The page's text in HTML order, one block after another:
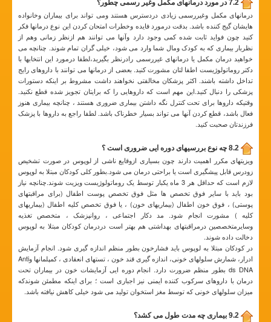
درمانهای مکمل وغیررسمی زیادی دردسترس هستند ومی تواند برای بیماران وخانواده
هایشان گیج کننده باشد. بدقت درمورد فایده وخطرات امتحان کردن این نوع درمانها فکر
کنید چون فواید ثابت شده کمی وجود دارد وآنها می توانند هم ازنظر زمانی وهم از
نظربار بیماری که به کودک ومال شما وارد می شود، خیلی گران تمام شوند. چنانچه می
خواهید درمان مکمل یا درمانهای غیررسمی رادرنظر بگیرید،لطفا درمورد این انتخابها با
دکتر روماتولوژیست اطفا لتان مشورت کنید. بعضی از درمانها می توانند با داروهای رایج
تداخل داشته باشند. اکثر پزشکان مخالفتی نخواهند داشت مشروط بر اینکه دستورات
پزشکی را دنبال کنید.این مهم است که داروهایی را که برایتان تجویز شده قطع نکنید.
وقتیکه داروها برای تحت کنترل نگه داشتن بیماری ضروری هستند ، چنانچه بیماری هنوز
فعال باشد، قطع کردن آنها می تواند بسیار خطرناک باشد. لطفا راجع به داروها با پزشک
فرزندتان صحبت کنید.
ویزیتهای مکرر اهمیت دارند چون بسیاری ازوقایع ناشی از لوپوس در صورت تشخیص
زودرس قابل پیشگیری است یا براحتی درمان می شود.بطور کلی کودکان مبتلا به لوپوس
لازم است که حداقل هر 3 ماه یکبار توسط یک روماتولوژیست ویزیت شوند.چنانچه نیاز
بود باید با سایر فوق تخصص ها مثل فوق تخصص پوست اطفال (برای مراقبتهای
پوستی) ، فوق خون اطفال (بیماریهای خون) ، یا فوق تخصص کلیه اطفال (بیماریهای
کلیه ) مشورت انجام شود. مد دکار اجتماعی ، روانپزشک ، متخصص تغذیه
وسایرمتخصصین درمراقبتهای بهداشتی هم بهتر است دردرمان کودکان مبتلا به لوپوس
دخالت داده شوند.
در کودکان مبتلا به لوپوس باید فشارخون بطور منظم اندازه گیری شود. انجام آزمایش
ادرار، شمارش سلولهای خونی، اندازه گیری قند خون ، تستهای انعقادی ، کمپلمانها وAnti
ds DNA بطور منظم ضرورت دارد. انجام دوره ایی آزمایشات خون در بیماران تحت
درمان با داروهای سرکوب کننده ایمنی نیز اجباری است ؛ برای اینکه مطمئن شوندکه
میزان سلولهای خونی که توسط مغز استخوان تولید می شود خیلی کاهش نیافته باشد.